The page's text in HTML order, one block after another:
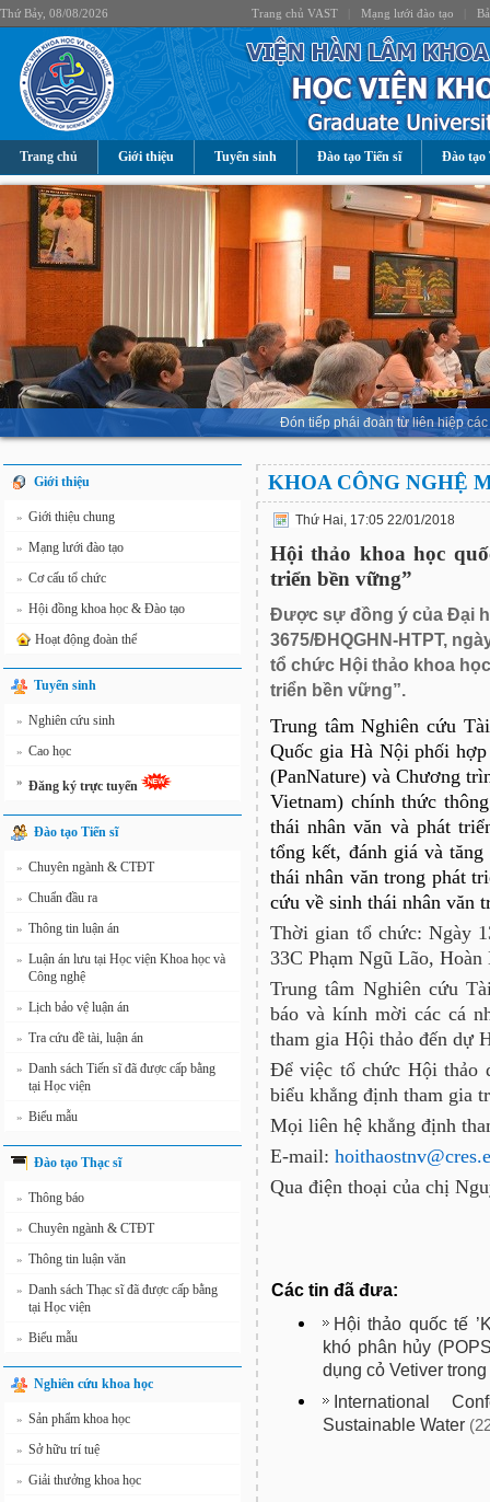
Thứ Bảy, 08/08/2026 Trang chủ VAST Mạng lưới đào tạo
Trang chủ Giới thiệu Tuyển sinh Đào tạo Tiến sĩ Đào tạo
Đón tiếp phái đoàn từ liên hiệp
Giới thiệu
» Giới thiệu chung
» Mạng lưới đào tạo
» Cơ cấu tổ chức
» Hội đồng khoa học & Đào tạo
Hoạt động đoàn thể
Tuyển sinh
» Nghiên cứu sinh
» Cao học
» Đăng ký trực tuyến
Đào tạo Tiến sĩ
» Chuyên ngành & CTĐT
» Chuẩn đầu ra
» Thông tin luận án
» Luận án lưu tại Học viện Khoa học và
Công nghệ
» Lịch bảo vệ luận án
» Tra cứu đề tài, luận án
» Danh sách Tiến sĩ đã được cấp bằng
tại Học viện
» Biểu mẫu
Đào tạo Thạc sĩ
» Thông báo
» Chuyên ngành & CTĐT
» Thông tin luận văn
» Danh sách Thạc sĩ đã được cấp bằng
tại Học viện
» Biểu mẫu
Nghiên cứu khoa học
» Sản phẩm khoa học
» Sở hữu trí tuệ
» Giải thưởng khoa học
KHOA CÔNG NGHỆ
Thứ Hai, 17:05 22/01/2018
Hội thảo khoa học
triển bền vững”
Được sự đồng ý của Đại
3675/ĐHQGHN-HTPT,
tổ chức Hội thảo khoa
triển bền vững”.
Trung tâm Nghiên cứu
Quốc gia Hà Nội phối
(PanNature) và Chương
Vietnam) chính thức
thái nhân văn và phát
tổng kết, đánh giá và
thái nhân văn trong phát
cứu về sinh thái nhân văn
Thời gian tổ chức: Ngày
33C Phạm Ngũ Lão,
Trung tâm Nghiên cứu
báo và kính mời các cá
tham gia Hội thảo đến dự
Để việc tổ chức Hội thảo
biểu khẳng định tham gia
Mọi liên hệ khẳng định
E-mail:
Qua điện thoại của chị
Các tin đã đưa:
Hội thảo quốc tế
khó phân hủy
dụng cỏ Vetiver
International
Sustainable Water